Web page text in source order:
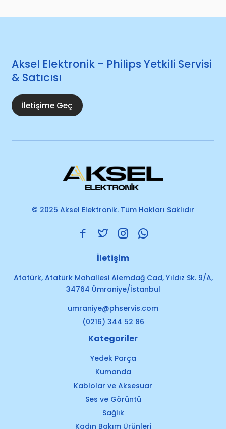
Aksel Elektronik - Philips Yetkili Servisi
& Satıcısı
İletişime Geç
© 2025 Aksel Elektronik. Tüm Hakları Saklıdır
İletişim
Atatürk, Atatürk Mahallesi Alemdağ Cad, Yıldız Sk. 9/A,
34764 Ümraniye/İstanbul
umraniye@phservis.com
(0216) 344 52 86
Kategoriler
Yedek Parça
Kumanda
Kablolar ve Aksesuar
Ses ve Görüntü
Sağlık
Kadın Bakım Ürünleri